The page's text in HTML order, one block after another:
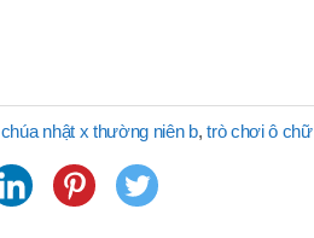
chúa nhật x thường niên b,trò chơi ô chữ